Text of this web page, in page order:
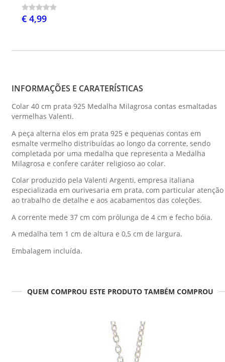
€ 4,99
INFORMAÇÕES E CARATERÍSTICAS
Colar 40 cm prata 925 Medalha Milagrosa contas esmaltadas
vermelhas Valenti.
A peça alterna elos em prata 925 e pequenas contas em
esmalte vermelho distribuídas ao longo da corrente, sendo
completada por uma medalha que representa a Medalha
Milagrosa e confere caráter religioso ao colar.
Colar produzido pela Valenti Argenti, empresa italiana
especializada em ourivesaria em prata, com particular atenção
ao trabalho de detalhe e aos acabamentos das coleções.
A corrente mede 37 cm com prólunga de 4 cm e fecho bóia.
A medalha tem 1 cm de altura e 0,5 cm de largura.
Embalagem incluída.
QUEM COMPROU ESTE PRODUTO TAMBÉM COMPROU